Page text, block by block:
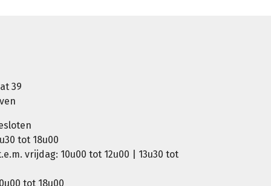
39
tot 18u00
vrijdag: 10u00 tot 12u00 | 13u30 tot
tot 18u00